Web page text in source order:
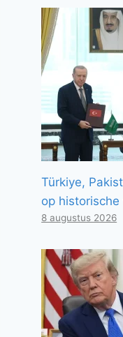
Türkiye,
op
8 augustus 2026